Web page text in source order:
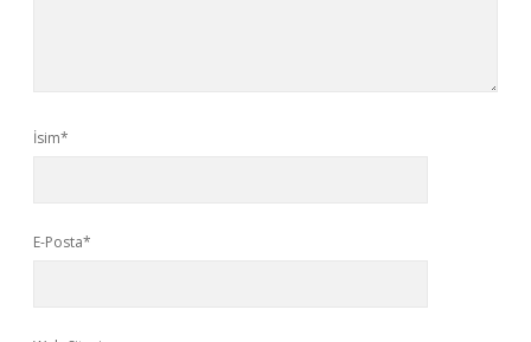
İsim*
E-Posta*